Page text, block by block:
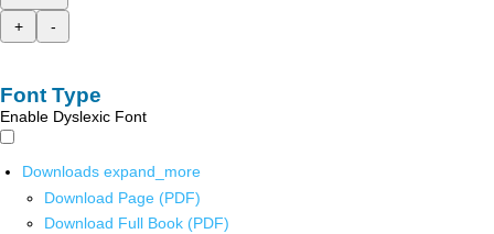
+
-
Font Type
Enable Dyslexic Font
Downloads expand_more
Download Page (PDF)
Download Full Book (PDF)